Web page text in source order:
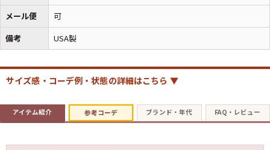
Search by Period
90年代 80年代 70年代
メール便
可
備考
USA製
サイズ感・コーデ例・状態の詳細はこちら ▼
アイテム紹介 参考コーデ ブランド・年代 FAQ・レビュー